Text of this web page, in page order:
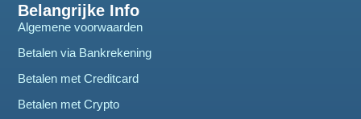
Belangrijke Info
Algemene voorwaarden
Betalen via Bankrekening
Betalen met Creditcard
Betalen met Crypto